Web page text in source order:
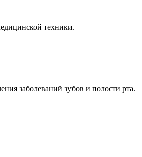
техники.
заболеваний зубов и полости рта.